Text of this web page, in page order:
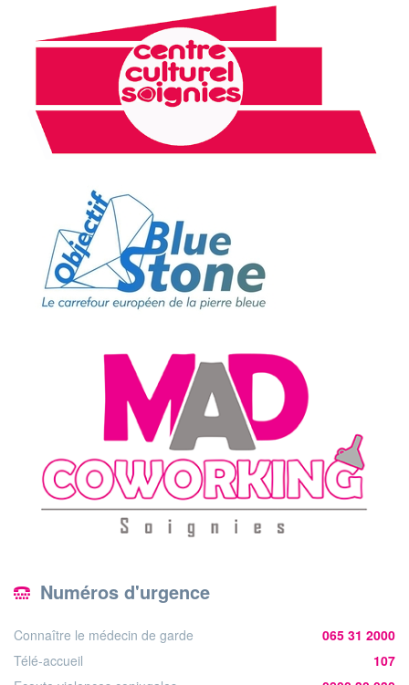
Numéros d'urgence
Connaître le médecin de garde
065 31 2000
Télé-accueil
107